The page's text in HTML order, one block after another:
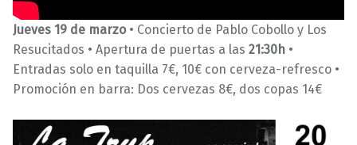
Jueves 19 de marzo • Concierto de Pablo Cobollo y Los
Resucitados • Apertura de puertas a las 21:30h •
Entradas solo en taquilla 7€, 10€ con cerveza-refresco •
Promoción en barra: Dos cervezas 8€, dos copas 14€